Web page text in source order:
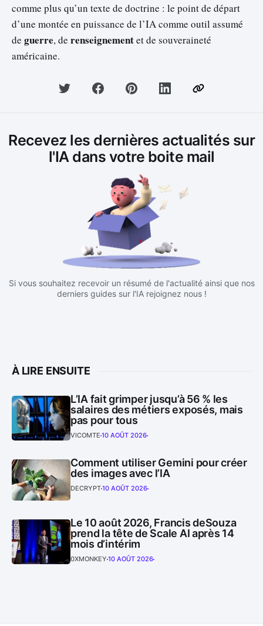
comme plus qu’un texte de doctrine : le point de départ
d’une montée en puissance de l’IA comme outil assumé
de guerre, de renseignementet de souveraineté
américaine.
Recevez les dernières actualités sur
l'IA dans votre boite mail
Si vous souhaitez recevoir un résumé de l'actualité ainsi que nos
derniers guides sur l'IA rejoignez nous !
À LIRE ENSUITE
L’IA fait grimper jusqu’à 56 % les
salaires des métiers exposés, mais
pas pour tous
VICOMTE 10 AOÛT 2026
Comment utiliser Gemini pour créer
des images avec l’IA
DECRYPT10 AOÛT 2026
Le 10 août 2026, Francis deSouza
prend la tête de Scale AI après 14
mois d’intérim
0XMONKEY 10 AOÛT 2026